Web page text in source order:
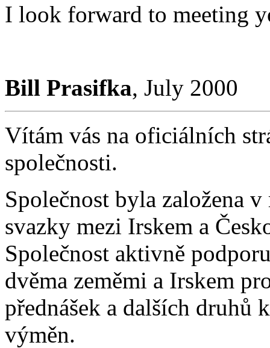
I look forward to meeting
Bill Prasifka, July 2000
Vítám vás na oficiálních
společnosti.
Společnost byla založena
svazky mezi Irskem a
Společnost aktivně
dvěma zeměmi a Irskem
přednášek a dalších druhů
výměn.